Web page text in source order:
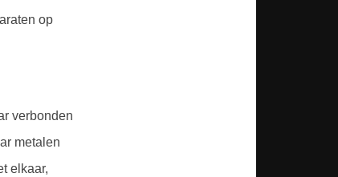
op
verbonden
metalen
elkaar,